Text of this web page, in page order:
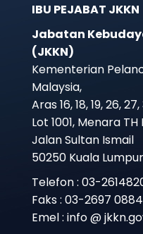
IBU PEJABAT JKKN
Jabatan
(JKKN)
Kementerian
Malaysia,
Aras 16, 18, 19, 26,
Lot 1001, Menara
Jalan Sultan Ismail
50250 Kuala Lumpur
Telefon : 03-
Faks : 03-2697
Emel : info @